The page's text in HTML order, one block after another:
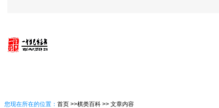
您现在所在的位置： 首页 >>棋类百科 >> 文章内容